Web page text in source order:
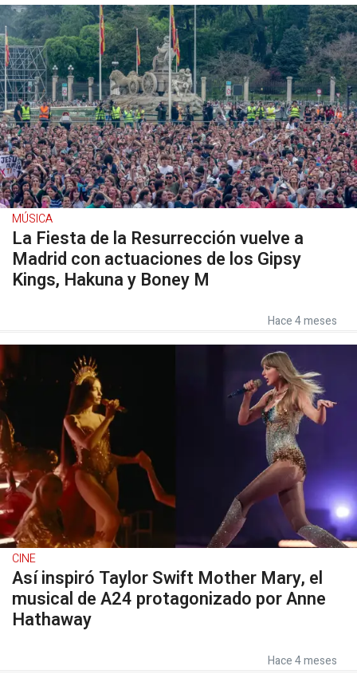
MÚSICA
La Fiesta de la Resurrección vuelve a
Madrid con actuaciones de los Gipsy
Kings, Hakuna y Boney M
Hace 4 meses
CINE
Así inspiró Taylor Swift Mother Mary, el
musical de A24 protagonizado por Anne
Hathaway
Hace 4 meses